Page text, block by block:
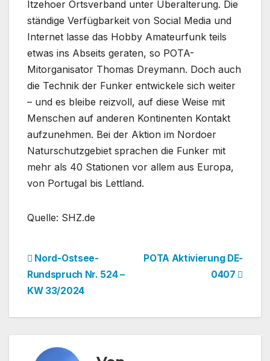
Itzehoer Ortsverband unter Überalterung. Die
ständige Verfügbarkeit von Social Media und
Internet lasse das Hobby Amateurfunk teils
etwas ins Abseits geraten, so POTA-
Mitorganisator Thomas Dreymann. Doch auch
die Technik der Funker entwickele sich weiter
– und es bleibe reizvoll, auf diese Weise mit
Menschen auf anderen Kontinenten Kontakt
aufzunehmen. Bei der Aktion im Nordoer
Naturschutzgebiet sprachen die Funker mit
mehr als 40 Stationen vor allem aus Europa,
von Portugal bis Lettland.
Quelle: SHZ.de
Beitragsnavigation
POTA Aktivierung DE-
0407
Nord-Ostsee-
Rundspruch Nr. 524 –
KW 33/2024